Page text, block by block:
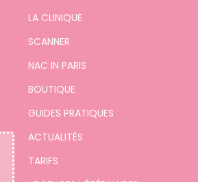
LA CLINIQUE
SCANNER
NAC IN PARIS
BOUTIQUE
GUIDES PRATIQUES
ACTUALITÉS
TARIFS